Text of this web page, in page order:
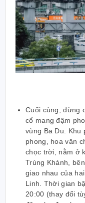
Cuối cùng, dừng
cổ mang đậm
vùng Ba Du. Khu
phong, hoa văn
chọc trời, nằm ở
Trùng Khánh,
giao nhau của
Linh. Thời gian
20:00 (thay đổi